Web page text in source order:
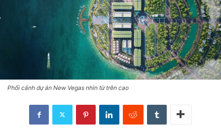
Phối cảnh dự án New Vegas nhìn từ trên cao